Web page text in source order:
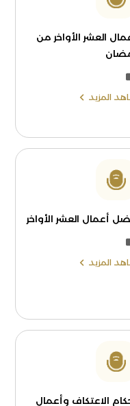
العشر الأواخر من
المزيد
أعمال العشر الأواخر
المزيد
الاعتكاف وأعمال